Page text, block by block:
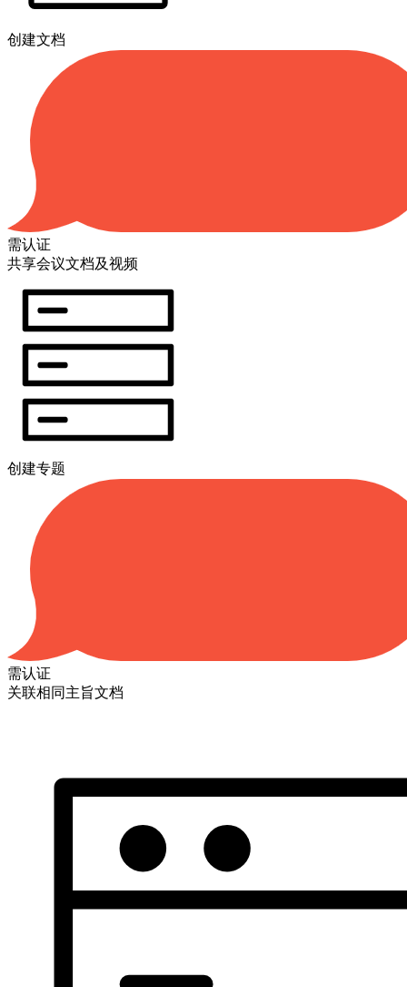
创建文档
需认证
共享会议文档及视频
创建专题
需认证
关联相同主旨文档